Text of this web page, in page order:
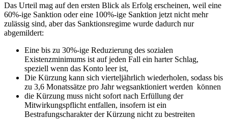
Das Urteil mag auf den ersten Blick als Erfolg erscheinen, weil eine
60%-ige Sanktion oder eine 100%-ige Sanktion jetzt nicht mehr
zulässig sind, aber das Sanktionsregime wurde dadurch nur
abgemildert:
Eine bis zu 30%-ige Reduzierung des sozialen
Existenzminimums ist auf jeden Fall ein harter Schlag,
speziell wenn das Konto leer ist,
Die Kürzung kann sich vierteljährlich wiederholen, sodass bis
zu 3,6 Monatssätze pro Jahr wegsanktioniert werden können
die Kürzung muss nicht sofort nach Erfüllung der
Mitwirkungspflicht entfallen, insofern ist ein
Bestrafungscharakter der Kürzung nicht zu bestreiten